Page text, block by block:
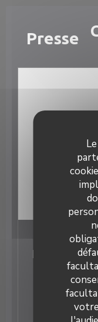
LA CAVE
Presse
La Cave
Ouvert le 29
natale de